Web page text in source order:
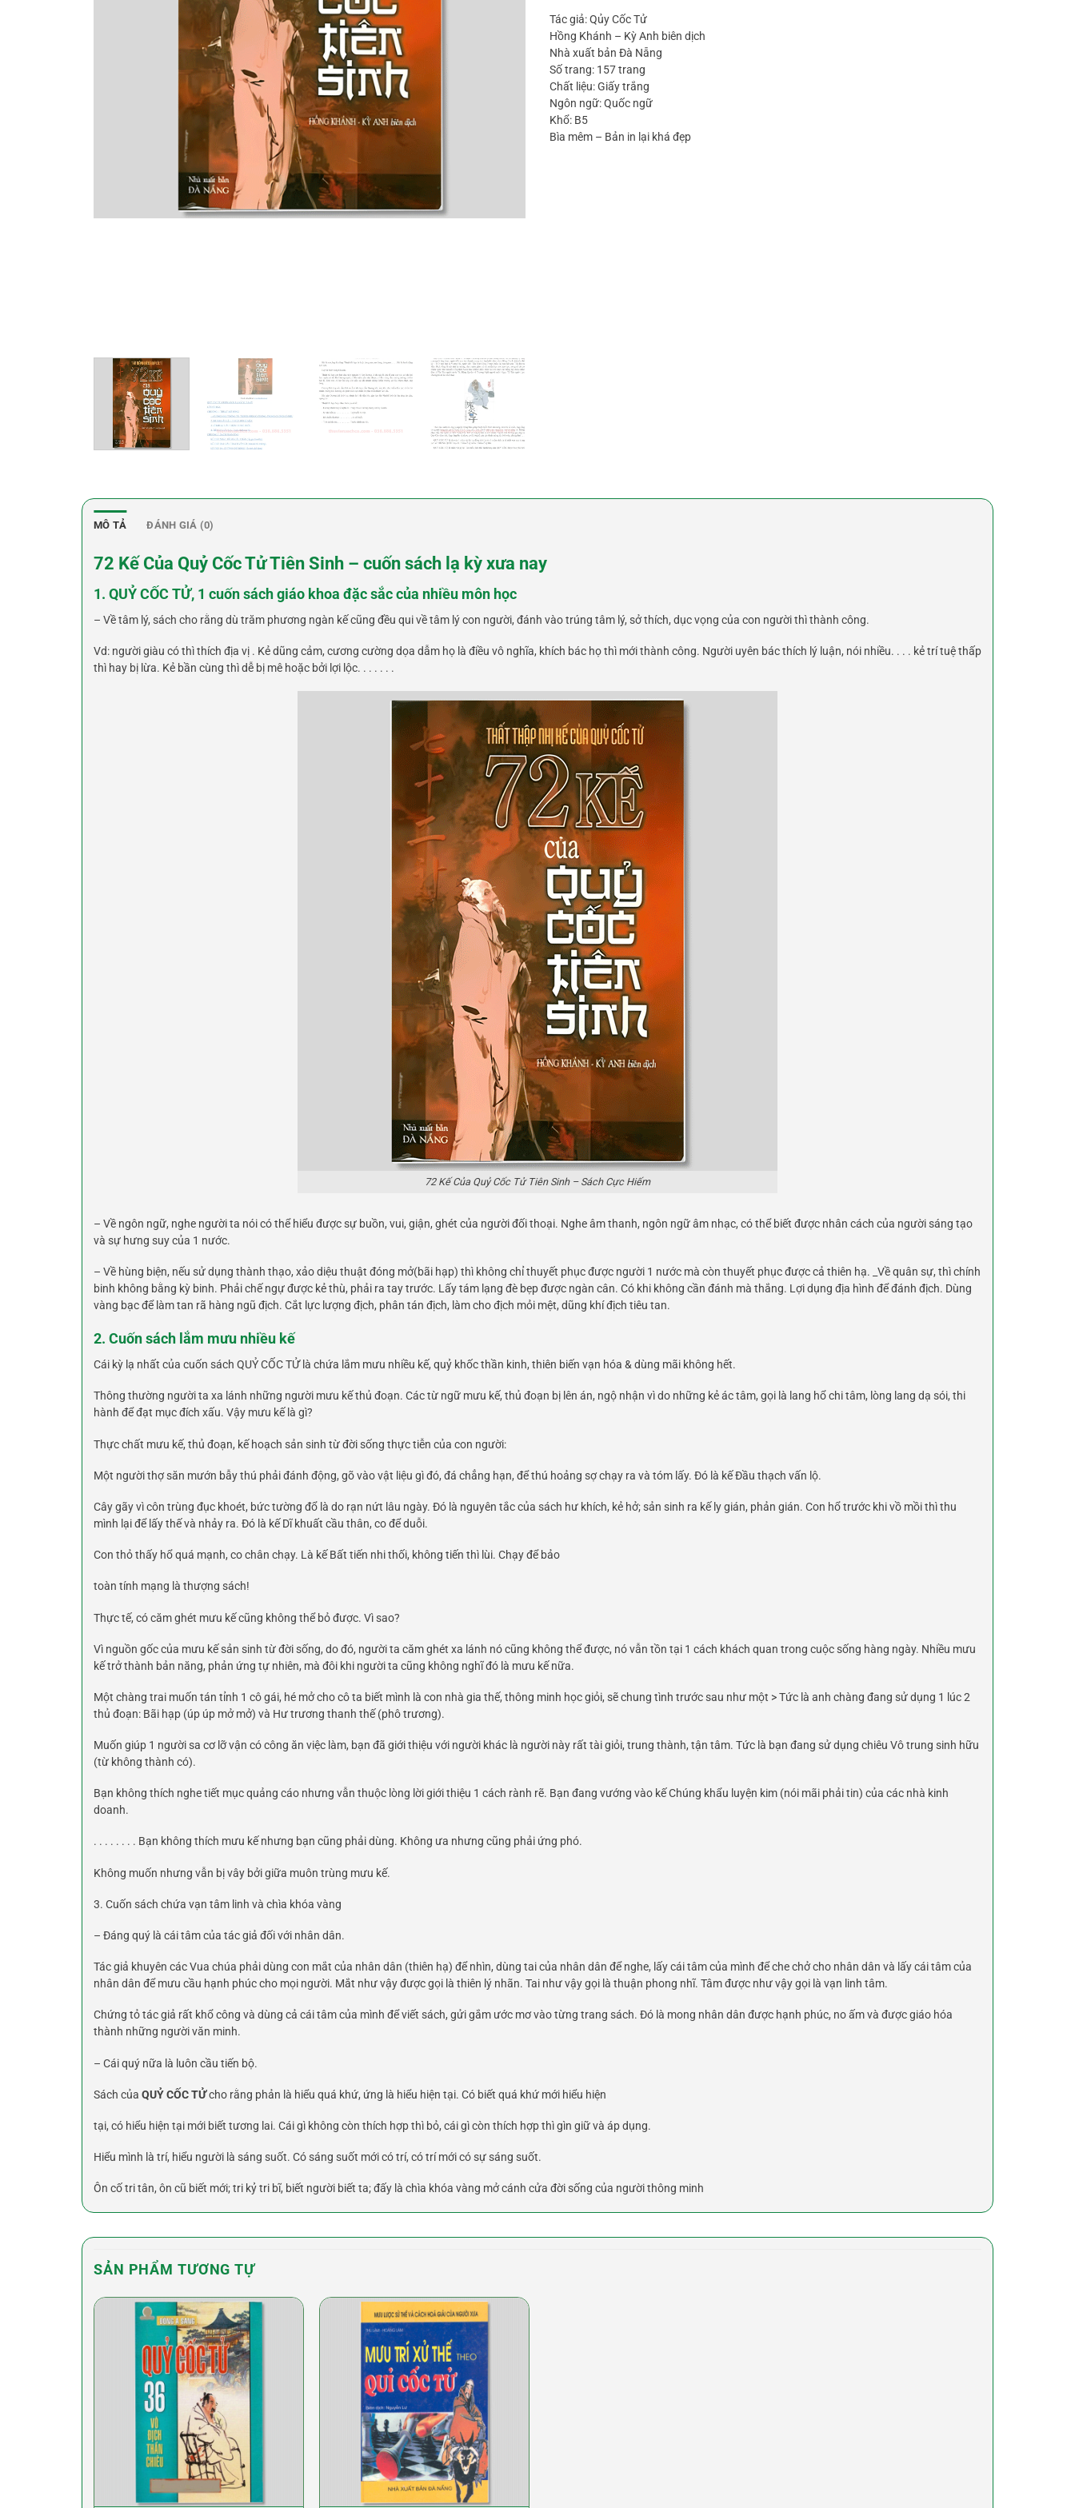
Tác giả: Qủy Cốc Tử
Hồng Khánh – Kỳ Anh biên dịch
Nhà xuất bản Đà Nẵng
Số trang: 157 trang
Chất liệu: Giấy trắng
Ngôn ngữ: Quốc ngữ
Khổ: B5
Bìa mêm – Bản in lại khá đẹp
MÔ TẢ ĐÁNH GIÁ (0)
72 Kế Của Quỷ Cốc Tử Tiên Sinh – cuốn sách lạ kỳ xưa nay
1. QUỶ CỐC TỬ, 1 cuốn sách giáo khoa đặc sắc của nhiều môn học
– Về tâm lý, sách cho rằng dù trăm phương ngàn kế cũng đều qui về tâm lý con người, đánh vào trúng tâm lý, sở thích, dục vọng của con người thì thành công.
Vd: người giàu có thì thích địa vị . Kẻ dũng cảm, cương cường dọa dẫm họ là điều vô nghĩa, khích bác họ thì mới thành công. Người uyên bác thích lý luận, nói nhiều. . . . kẻ trí tuệ thấp
thì hay bị lừa. Kẻ bần cùng thì dễ bị mê hoặc bởi lợi lộc. . . . . . .
72 Kế Của Quỷ Cốc Tử Tiên Sinh – Sách Cực Hiếm
– Về ngôn ngữ, nghe người ta nói có thể hiểu được sự buồn, vui, giận, ghét của người đối thoại. Nghe âm thanh, ngôn ngữ âm nhạc, có thể biết được nhân cách của người sáng tạo
và sự hưng suy của 1 nước.
– Về hùng biện, nếu sử dụng thành thạo, xảo diệu thuật đóng mở(bãi hạp) thì không chỉ thuyết phục được người 1 nước mà còn thuyết phục được cả thiên hạ. _Về quân sự, thì chính
binh không bằng kỳ binh. Phải chế ngự được kẻ thù, phải ra tay trước. Lấy tám lạng đè bẹp được ngàn cân. Có khi không cần đánh mà thắng. Lợi dụng địa hình để đánh địch. Dùng
vàng bạc để làm tan rã hàng ngũ địch. Cắt lực lượng địch, phân tán địch, làm cho địch mỏi mệt, dũng khí địch tiêu tan.
2. Cuốn sách lắm mưu nhiều kế
Cái kỳ lạ nhất của cuốn sách QUỶ CỐC TỬ là chứa lắm mưu nhiều kế, quỷ khốc thần kinh, thiên biến vạn hóa & dùng mãi không hết.
Thông thường người ta xa lánh những người mưu kế thủ đoạn. Các từ ngữ mưu kế, thủ đoạn bị lên án, ngộ nhận vì do những kẻ ác tâm, gọi là lang hổ chi tâm, lòng lang dạ sói, thi
hành để đạt mục đích xấu. Vậy mưu kế là gì?
Thực chất mưu kế, thủ đoạn, kế hoạch sản sinh từ đời sống thực tiễn của con người:
Một người thợ săn mướn bẫy thú phải đánh động, gõ vào vật liệu gì đó, đá chẳng hạn, để thú hoảng sợ chạy ra và tóm lấy. Đó là kế Đầu thạch vấn lộ.
Cây gãy vì côn trùng đục khoét, bức tường đổ là do rạn nứt lâu ngày. Đó là nguyên tắc của sách hư khích, kẻ hở; sản sinh ra kế ly gián, phản gián. Con hổ trước khi vồ mồi thì thu
mình lại để lấy thế và nhảy ra. Đó là kế Dĩ khuất cầu thân, co để duỗi.
Con thỏ thấy hổ quá mạnh, co chân chạy. Là kế Bất tiến nhi thối, không tiến thì lùi. Chạy để bảo
toàn tính mạng là thượng sách!
Thực tế, có căm ghét mưu kế cũng không thể bỏ được. Vì sao?
Vì nguồn gốc của mưu kế sản sinh từ đời sống, do đó, người ta căm ghét xa lánh nó cũng không thể được, nó vẫn tồn tại 1 cách khách quan trong cuộc sống hàng ngày. Nhiều mưu
kế trở thành bản năng, phản ứng tự nhiên, mà đôi khi người ta cũng không nghĩ đó là mưu kế nữa.
Một chàng trai muốn tán tỉnh 1 cô gái, hé mở cho cô ta biết mình là con nhà gia thế, thông minh học giỏi, sẽ chung tình trước sau như một > Tức là anh chàng đang sử dụng 1 lúc 2
thủ đoạn: Bãi hạp (úp úp mở mở) và Hư trương thanh thế (phô trương).
Muốn giúp 1 người sa cơ lỡ vận có công ăn việc làm, bạn đã giới thiệu với người khác là người này rất tài giỏi, trung thành, tận tâm. Tức là bạn đang sử dụng chiêu Vô trung sinh hữu
(từ không thành có).
Bạn không thích nghe tiết mục quảng cáo nhưng vẫn thuộc lòng lời giới thiệu 1 cách rành rẽ. Bạn đang vướng vào kế Chúng khẩu luyện kim (nói mãi phải tin) của các nhà kinh
doanh.
. . . . . . . . Bạn không thích mưu kế nhưng bạn cũng phải dùng. Không ưa nhưng cũng phải ứng phó.
Không muốn nhưng vẫn bị vây bởi giữa muôn trùng mưu kế.
3. Cuốn sách chứa vạn tâm linh và chìa khóa vàng
– Đáng quý là cái tâm của tác giả đối với nhân dân.
Tác giả khuyên các Vua chúa phải dùng con mắt của nhân dân (thiên hạ) để nhìn, dùng tai của nhân dân để nghe, lấy cái tâm của mình để che chở cho nhân dân và lấy cái tâm của
nhân dân để mưu cầu hạnh phúc cho mọi người. Mắt như vậy được gọi là thiên lý nhãn. Tai như vậy gọi là thuận phong nhĩ. Tâm được như vậy gọi là vạn linh tâm.
Chứng tỏ tác giả rất khổ công và dùng cả cái tâm của mình để viết sách, gửi gắm ước mơ vào từng trang sách. Đó là mong nhân dân được hạnh phúc, no ấm và được giáo hóa
thành những người văn minh.
– Cái quý nữa là luôn cầu tiến bộ.
Sách của QUỶ CỐC TỬcho rằng phản là hiểu quá khứ, ứng là hiểu hiện tại. Có biết quá khứ mới hiểu hiện
tại, có hiểu hiện tại mới biết tương lai. Cái gì không còn thích hợp thì bỏ, cái gì còn thích hợp thì gìn giữ và áp dụng.
Hiểu mình là trí, hiểu người là sáng suốt. Có sáng suốt mới có trí, có trí mới có sự sáng suốt.
Ôn cố tri tân, ôn cũ biết mới; tri kỷ tri bĩ, biết người biết ta; đấy là chìa khóa vàng mở cánh cửa đời sống của người thông minh
SẢN PHẨM TƯƠNG TỰ